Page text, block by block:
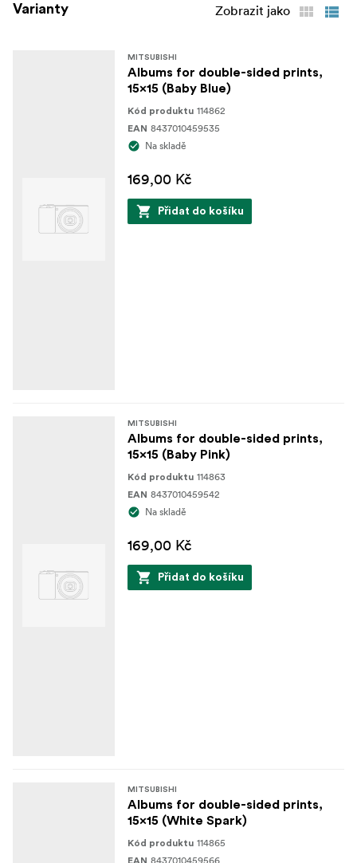
Varianty Zobrazit jako
MITSUBISHI
Albums for double-sided prints,
15x15 (Baby Blue)
Kód produktu 114862
EAN 8437010459535
Na skladě
169,00 Kč
Přidat do košíku
MITSUBISHI
Albums for double-sided prints,
15x15 (Baby Pink)
Kód produktu 114863
EAN 8437010459542
Na skladě
169,00 Kč
Přidat do košíku
MITSUBISHI
Albums for double-sided prints,
15x15 (White Spark)
Kód produktu 114865
EAN 8437010459566